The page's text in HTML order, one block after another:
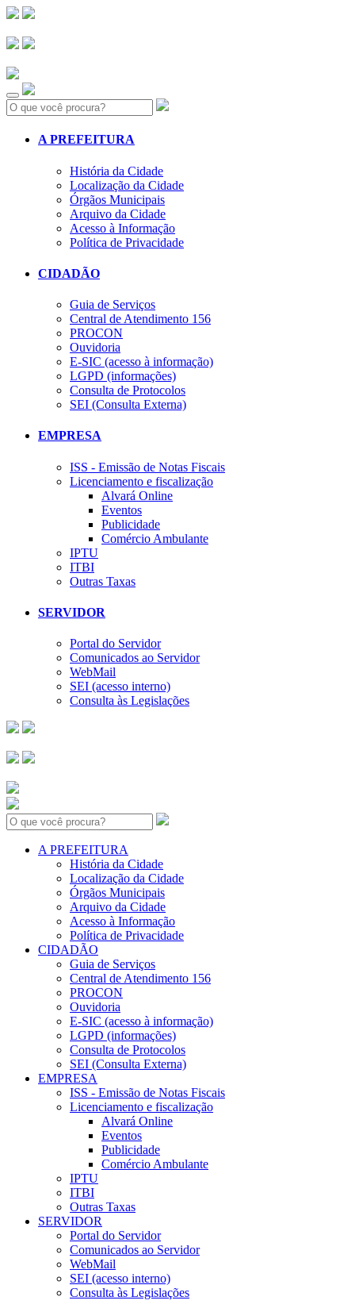
Search:
A PREFEITURA
História da Cidade
Localização da Cidade
Órgãos Municipais
Arquivo da Cidade
Acesso à Informação
Política de Privacidade
CIDADÃO
Guia de Serviços
Central de Atendimento 156
PROCON
Ouvidoria
E-SIC (acesso à informação)
LGPD (informações)
Consulta de Protocolos
SEI (Consulta Externa)
EMPRESA
ISS - Emissão de Notas Fiscais
Licenciamento e fiscalização
Alvará Online
Eventos
Publicidade
Comércio Ambulante
IPTU
ITBI
Outras Taxas
SERVIDOR
Portal do Servidor
Comunicados ao Servidor
WebMail
SEI (acesso interno)
Consulta às Legislações
Search:
A PREFEITURA
História da Cidade
Localização da Cidade
Órgãos Municipais
Arquivo da Cidade
Acesso à Informação
Política de Privacidade
CIDADÃO
Guia de Serviços
Central de Atendimento 156
PROCON
Ouvidoria
E-SIC (acesso à informação)
LGPD (informações)
Consulta de Protocolos
SEI (Consulta Externa)
EMPRESA
ISS - Emissão de Notas Fiscais
Licenciamento e fiscalização
Alvará Online
Eventos
Publicidade
Comércio Ambulante
IPTU
ITBI
Outras Taxas
SERVIDOR
Portal do Servidor
Comunicados ao Servidor
WebMail
SEI (acesso interno)
Consulta às Legislações